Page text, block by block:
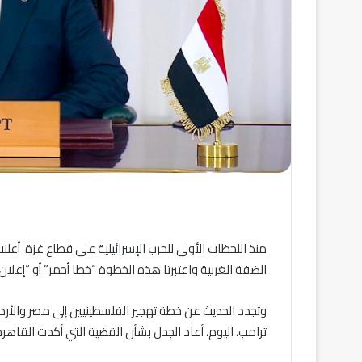
منذ اللحظات الأولى للحرب الإسرائيلية على قطاع غزة
الضفة الغربية واعتبرتا هذه الخطوة “خطا أحمر” أو
وتجدد الحديث عن خطة تهجير الفلسطينيين إلى مصر
ترامب، اليوم، أعاد الجدل بشأن القضية التي أكدت